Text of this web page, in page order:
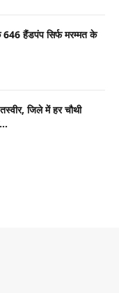
हैंडपंप सिर्फ मरम्मत के
जिले में हर चौथी